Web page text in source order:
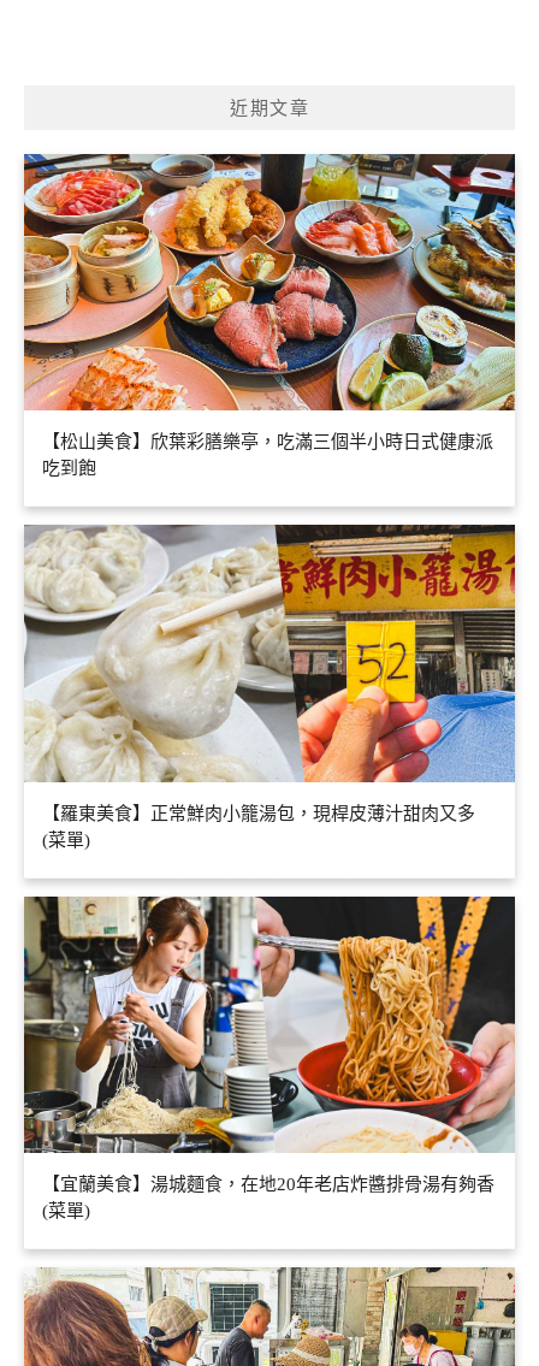
近期文章
【松山美食】欣葉彩膳樂亭，吃滿三個半小時日式健康派
吃到飽
【羅東美食】正常鮮肉小籠湯包，現桿皮薄汁甜肉又多
(菜單)
【宜蘭美食】湯城麵食，在地20年老店炸醬排骨湯有夠香
(菜單)